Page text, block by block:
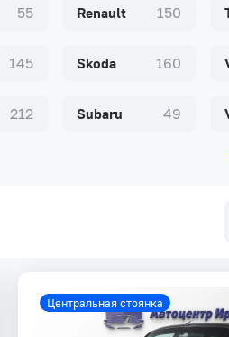
55
145
212
Renault 150
Skoda 160
Subaru 49
Центральная стоянка